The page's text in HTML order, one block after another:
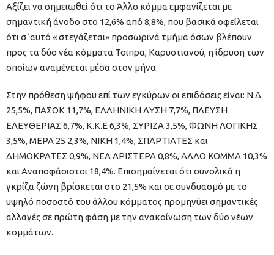
Αξίζει να σημειωθεί ότι το Άλλο κόμμα εμφανίζεται με
σημαντική άνοδο στο 12,6% από 8,8%, που βασικά οφείλεται
ότι σ΄αυτό « στεγάζεται» προσωρινά τμήμα όσων βλέπουν
προς τα δύο νέα κόμματα Τσιπρα, Καρυστιανού, η ίδρυση των
οποίων αναμένεται μέσα στον μήνα.
Στην πρόθεση ψήφου επί των εγκύρων οι επιδόσεις είναι: Ν.Δ
25,5%, ΠΑΣΟΚ 11,7%, ΕΛΛΗΝΙΚΗ ΛΥΣΗ 7,7%, ΠΛΕΥΣΗ
ΕΛΕΥΘΕΡΙΑΣ 6,7%, Κ.Κ.Ε 6,3%, ΣΥΡΙΖΑ 3,5%, ΦΩΝΗ ΛΟΓΙΚΗΣ
3,5%, ΜΕΡΑ 25 2,3%, ΝΙΚΗ 1,4%, ΣΠΑΡΤΙΑΤΕΣ και
ΔΗΜΟΚΡΑΤΕΣ 0,9%, ΝΕΑ ΑΡΙΣΤΕΡΑ 0,8%, ΑΛΛΟ ΚΟΜΜΑ 10,3%
και Αναποφάσιστοι 18,4%. Επισημαίνεται ότι συνολικά η
γκρίζα ζώνη βρίσκεται στο 21,5% και σε συνδυασμό με το
υψηλό ποσοστό του άλλου κόμματος προμηνύει σημαντικές
αλλαγές σε πρώτη φάση με την ανακοίνωση των δύο νέων
κομμάτων.